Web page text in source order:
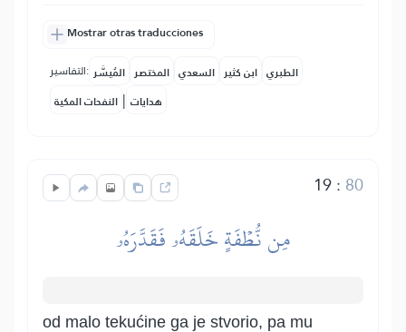
Mostrar otras traducciones
التفاسير: المُيسَّر المختصر السعدي ابن كثير الطبري
النفحات المكية | هدايات
19: 80
مِن نُّطۡفَةٍ خَلَقَهُۥ فَقَدَّرَهُۥ
od malo tekućine ga je stvorio, pa mu